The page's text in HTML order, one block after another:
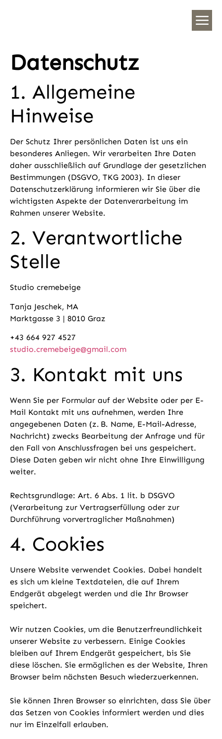
Datenschutz
1. Allgemeine
Hinweise
Der Schutz Ihrer persönlichen Daten ist uns ein
besonderes Anliegen. Wir verarbeiten Ihre Daten
daher ausschließlich auf Grundlage der gesetzlichen
Bestimmungen (DSGVO, TKG 2003). In dieser
Datenschutzerklärung informieren wir Sie über die
wichtigsten Aspekte der Datenverarbeitung im
Rahmen unserer Website.
2. Verantwortliche
Stelle
Studio cremebeige
Tanja Jeschek, MA
Marktgasse 3 | 8010 Graz
+43 664 927 4527
studio.cremebeige@gmail.com
3. Kontakt mit uns
Wenn Sie per Formular auf der Website oder per E-
Mail Kontakt mit uns aufnehmen, werden Ihre
angegebenen Daten (z. B. Name, E-Mail-Adresse,
Nachricht) zwecks Bearbeitung der Anfrage und für
den Fall von Anschlussfragen bei uns gespeichert.
Diese Daten geben wir nicht ohne Ihre Einwilligung
weiter.
Rechtsgrundlage: Art. 6 Abs. 1 lit. b DSGVO
(Verarbeitung zur Vertragserfüllung oder zur
Durchführung vorvertraglicher Maßnahmen)
4. Cookies
Unsere Website verwendet Cookies. Dabei handelt
es sich um kleine Textdateien, die auf Ihrem
Endgerät abgelegt werden und die Ihr Browser
speichert.
Wir nutzen Cookies, um die Benutzerfreundlichkeit
unserer Website zu verbessern. Einige Cookies
bleiben auf Ihrem Endgerät gespeichert, bis Sie
diese löschen. Sie ermöglichen es der Website, Ihren
Browser beim nächsten Besuch wiederzuerkennen.
Sie können Ihren Browser so einrichten, dass Sie über
das Setzen von Cookies informiert werden und dies
nur im Einzelfall erlauben.